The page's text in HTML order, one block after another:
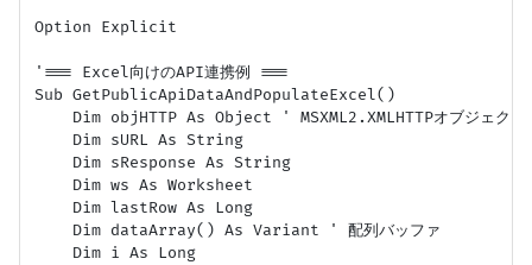
Option Explicit
'=== Excel向けのAPI連携例 ===
Sub GetPublicApiDataAndPopulateExcel()
    Dim objHTTP As Object ' MSXML2.XMLHTTPオブジェクト
    Dim sURL As String
    Dim sResponse As String
    Dim ws As Worksheet
    Dim lastRow As Long
    Dim dataArray() As Variant ' 配列バッファ
    Dim i As Long